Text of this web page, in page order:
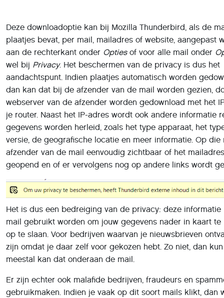
Deze downloadoptie kan bij Mozilla Thunderbird, als de
plaatjes bevat, per mail, mailadres of website, aangepast
aan de rechterkant onder Optiesof voor alle mail onder
wel bij Privacy. Het beschermen van de privacy is dus het
aandachtspunt. Indien plaatjes automatisch worden
dan kan dat bij de afzender van de mail worden gezien,
webserver van de afzender worden gedownload met het
je router. Naast het IP-adres wordt ook andere informatie
gegevens worden herleid, zoals het type apparaat, het
versie, de geografische locatie en meer informatie. Op
afzender van de mail eenvoudig zichtbaar of het
geopend en of er vervolgens nog op andere links wordt
Het is dus een bedreiging van de privacy: deze
mail gebruikt worden om jouw gegevens nader in kaart
op te slaan. Voor bedrijven waarvan je nieuwsbrieven
zijn omdat je daar zelf voor gekozen hebt. Zo niet, dan
meestal kan dat onderaan de mail.
Er zijn echter ook malafide bedrijven, fraudeurs en
gebruikmaken. Indien je vaak op dit soort mails klikt, dan